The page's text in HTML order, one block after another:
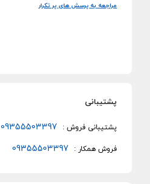
مراجعه به پرسش های پر تکرار
پشتیبانی
پشتیبانی فروش : 09355503397
فروش همکار : 09355503397